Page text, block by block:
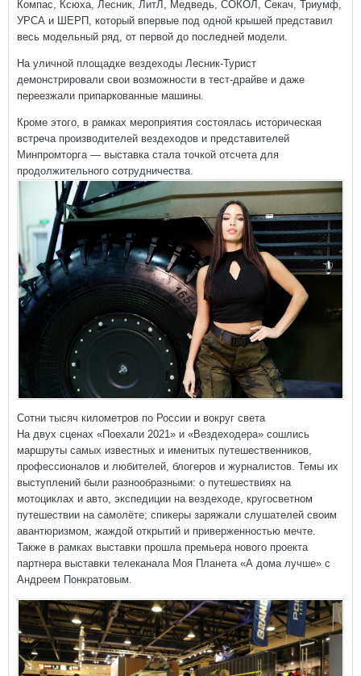
Компас, Ксюха, Лесник, ЛитЛ, Медведь, СОКОЛ, Секач, Триумф,
УРСА и ШЕРП, который впервые под одной крышей представил
весь модельный ряд, от первой до последней модели.
На уличной площадке вездеходы Лесник-Турист
демонстрировали свои возможности в тест-драйве и даже
переезжали припаркованные машины.
Кроме этого, в рамках мероприятия состоялась историческая
встреча производителей вездеходов и представителей
Минпромторга — выставка стала точкой отсчета для
продолжительного сотрудничества.
Сотни тысяч километров по России и вокруг света
На двух сценах «Поехали 2021» и «Вездеходера» сошлись
маршруты самых известных и именитых путешественников,
профессионалов и любителей, блогеров и журналистов. Темы их
выступлений были разнообразными: о путешествиях на
мотоциклах и авто, экспедиции на вездеходе, кругосветном
путешествии на самолёте; спикеры заряжали слушателей своим
авантюризмом, жаждой открытий и приверженностью мечте.
Также в рамках выставки прошла премьера нового проекта
партнера выставки телеканала Моя Планета «А дома лучше» с
Андреем Понкратовым.